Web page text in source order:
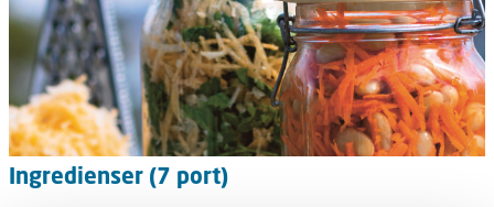
Ingredienser (7 port)